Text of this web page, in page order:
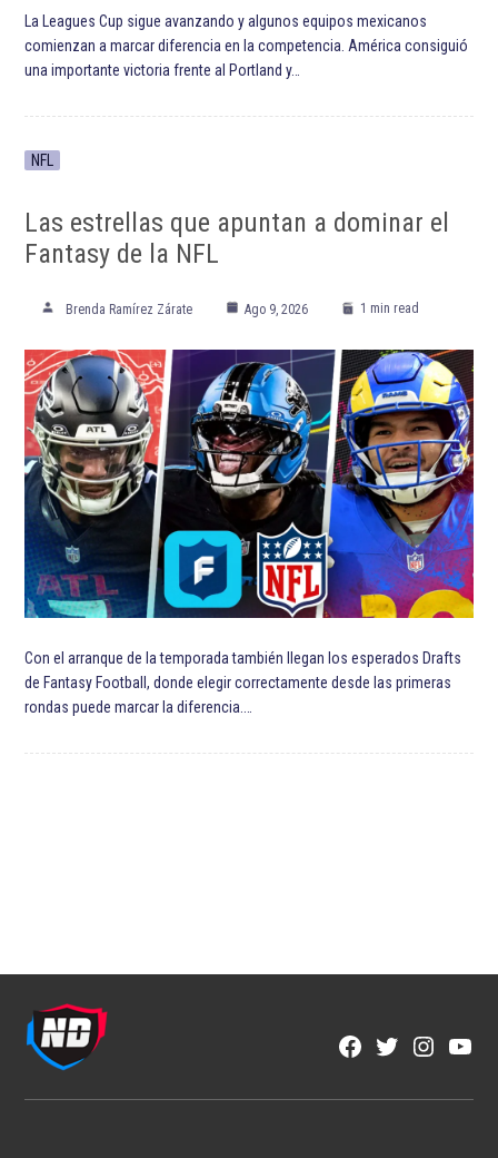
La Leagues Cup sigue avanzando y algunos equipos mexicanos
comienzan a marcar diferencia en la competencia. América consiguió
una importante victoria frente al Portland y…
NFL
Las estrellas que apuntan a dominar el
Fantasy de la NFL
Brenda Ramírez Zárate Ago 9, 2026 1 min read
Con el arranque de la temporada también llegan los esperados Drafts
de Fantasy Football, donde elegir correctamente desde las primeras
rondas puede marcar la diferencia.…
Facebook
Twitter